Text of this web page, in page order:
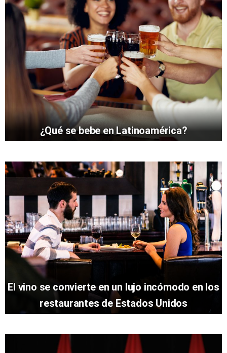
¿Qué se bebe en Latinoamérica?
El vino se convierte en un lujo incómodo en los
restaurantes de Estados Unidos